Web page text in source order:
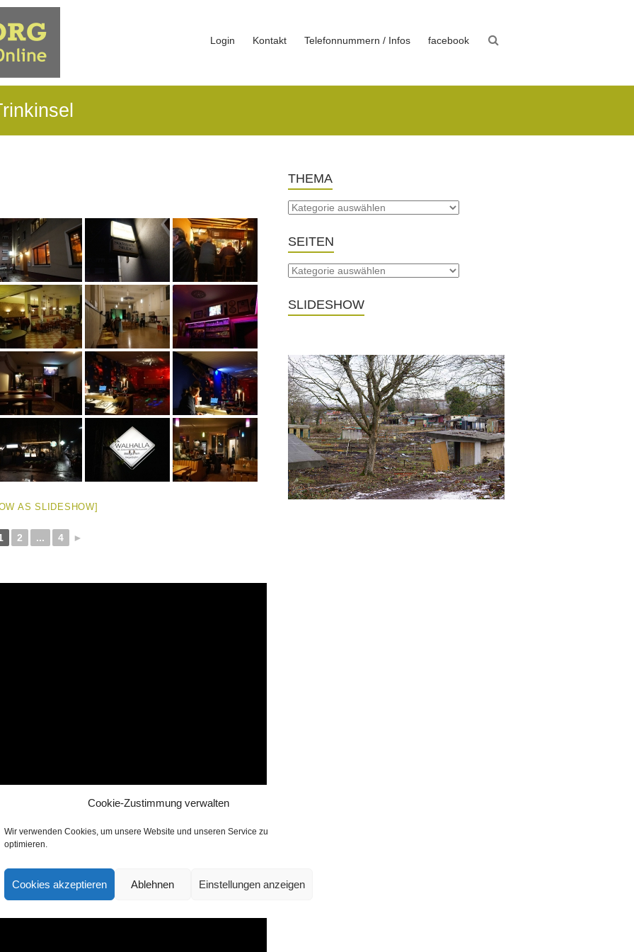
Cookie-Zustimmung verwalten
Wir verwenden Cookies, um unsere Website und unseren Service zu
optimieren.
Cookies akzeptieren Ablehnen Einstellungen anzeigen
Login Kontakt Telefonnummern / Infos facebook
AS SLIDESHOW]
2 ... 4 ►
THEMA
SEITEN
SLIDESHOW